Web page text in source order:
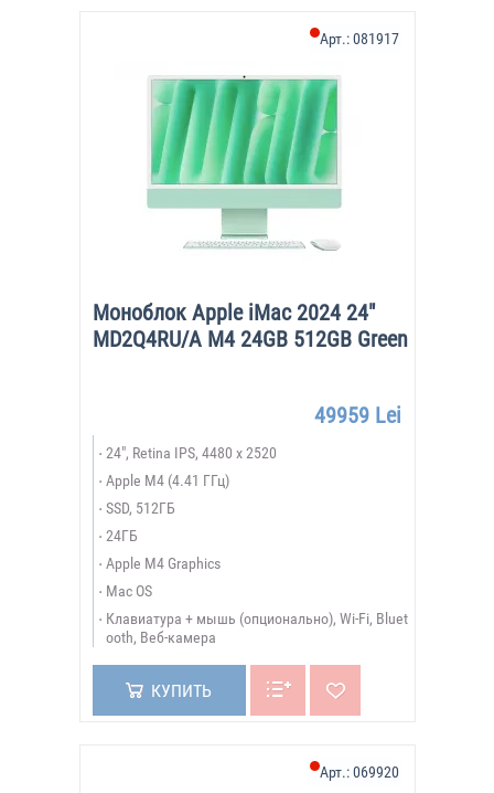
Моноблок Apple iMac 2024 24"
MD2Q4RU/A M4 24GB 512GB Green
Арт.:081917
49959 Lei
24", Retina IPS, 4480 x 2520
Apple M4 (4.41 ГГц)
SSD, 512ГБ
24ГБ
Apple M4 Graphics
Mac OS
Клавиатура + мышь (опционально), Wi-Fi, Bluet
ooth, Веб-камера
КУПИТЬ
Арт.:069920